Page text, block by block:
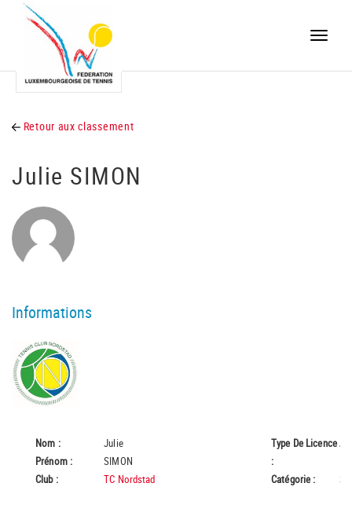
Toggle
Retour aux classement
Julie SIMON
Informations
Nom :
Julie
Prénom :
SIMON
Club :
TC Nordstad
Type De Licence
:
A
Catégorie :